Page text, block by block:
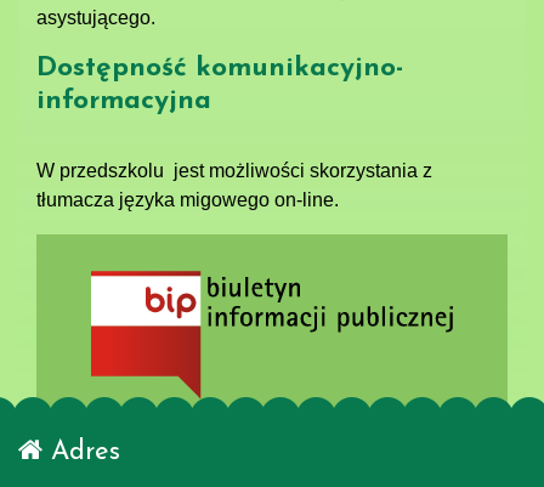
asystującego.
Dostępność komunikacyjno-
informacyjna
W przedszkolu jest możliwości skorzystania z
tłumacza języka migowego on-line.
Adres